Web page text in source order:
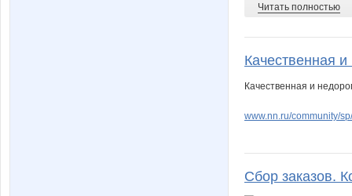
Читать полностью
Качественная
Качественная и
www.nn.ru/community/
Сбор заказов.